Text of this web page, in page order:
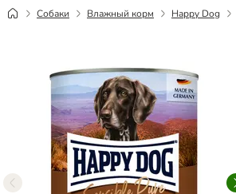
Собаки Влажный корм Happy Dog